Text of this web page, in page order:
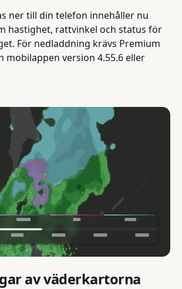
ner till din telefon innehåller nu
hastighet, rattvinkel och status för
För nedladdning krävs Premium
mobilappen version 4.55.6 eller
av väderkartorna